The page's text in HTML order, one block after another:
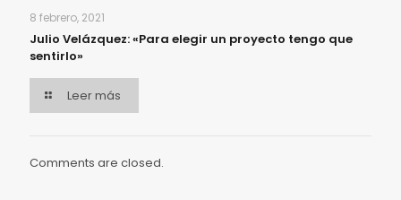
8 febrero, 2021
Julio Velázquez: «Para elegir un proyecto tengo que
sentirlo»
Leer más
Comments are closed.